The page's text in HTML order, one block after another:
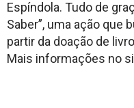
Espíndola. Tudo de
Saber”, uma ação que
partir da doação de
Mais informações no